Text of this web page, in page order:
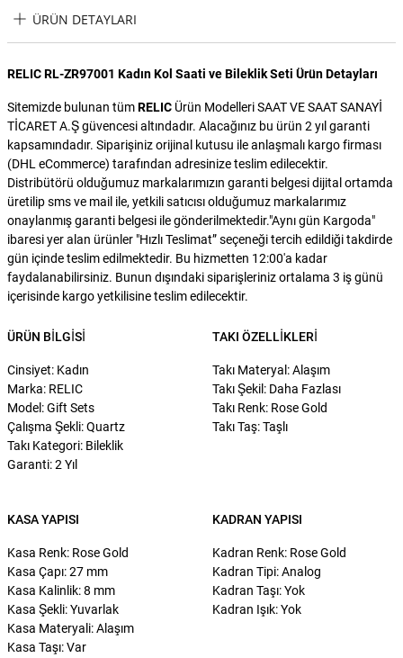
ÜRÜN DETAYLARI
RELIC RL-ZR97001 Kadın Kol Saati ve Bileklik Seti Ürün Detayları
Sitemizde bulunan tümRELIC Ürün Modelleri SAAT VE SAAT SANAYİ
TİCARET A.Ş güvencesi altındadır. Alacağınız bu ürün 2 yıl garanti
kapsamındadır. Siparişiniz orijinal kutusu ile anlaşmalı kargo firması
(DHL eCommerce) tarafından adresinize teslim edilecektir.
Distribütörü olduğumuz markalarımızın garanti belgesi dijital ortamda
üretilip sms ve mail ile, yetkili satıcısı olduğumuz markalarımız
onaylanmış garanti belgesi ile gönderilmektedir."Aynı gün Kargoda"
ibaresi yer alan ürünler "Hızlı Teslimat” seçeneği tercih edildiği takdirde
gün içinde teslim edilmektedir. Bu hizmetten 12:00'a kadar
faydalanabilirsiniz. Bunun dışındaki siparişleriniz ortalama 3 iş günü
içerisinde kargo yetkilisine teslim edilecektir.
ÜRÜN BILGISI
Cinsiyet: Kadın
Marka: RELIC
Model: Gift Sets
Çalışma Şekli: Quartz
Takı Kategori: Bileklik
Garanti: 2 Yıl
TAKI ÖZELLIKLERI
Takı Materyal: Alaşım
Takı Şekil: Daha Fazlası
Takı Renk: Rose Gold
Takı Taş: Taşlı
KASA YAPISI
Kasa Renk: Rose Gold
Kasa Çapı: 27 mm
Kasa Kalinlik: 8 mm
Kasa Şekli: Yuvarlak
Kasa Materyali: Alaşım
Kasa Taşı: Var
KADRAN YAPISI
Kadran Renk: Rose Gold
Kadran Tipi: Analog
Kadran Taşı: Yok
Kadran Işık: Yok